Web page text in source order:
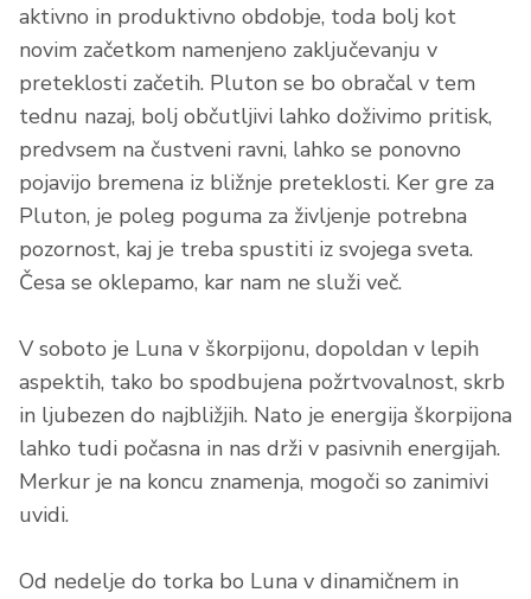
aktivno in produktivno obdobje, toda bolj kot
novim začetkom namenjeno zaključevanju v
preteklosti začetih. Pluton se bo obračal v tem
tednu nazaj, bolj občutljivi lahko doživimo pritisk,
predvsem na čustveni ravni, lahko se ponovno
pojavijo bremena iz bližnje preteklosti. Ker gre za
Pluton, je poleg poguma za življenje potrebna
pozornost, kaj je treba spustiti iz svojega sveta.
Česa se oklepamo, kar nam ne služi več.
V soboto je Luna v škorpijonu, dopoldan v lepih
aspektih, tako bo spodbujena požrtvovalnost, skrb
in ljubezen do najbližjih. Nato je energija škorpijona
lahko tudi počasna in nas drži v pasivnih energijah.
Merkur je na koncu znamenja, mogoči so zanimivi
uvidi.
Od nedelje do torka bo Luna v dinamičnem in